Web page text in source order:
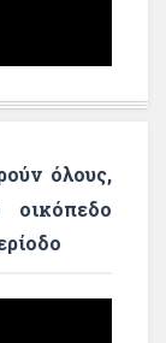
όλους,
οικόπεδο